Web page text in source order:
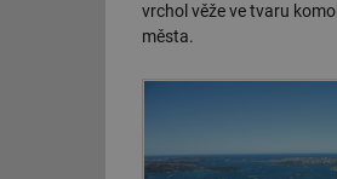
vrchol věže ve tvaru
města.